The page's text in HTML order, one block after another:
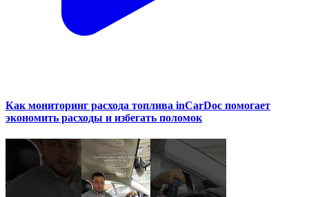
Как мониторинг расхода топлива inCarDoc помогает
экономить расходы и избегать поломок